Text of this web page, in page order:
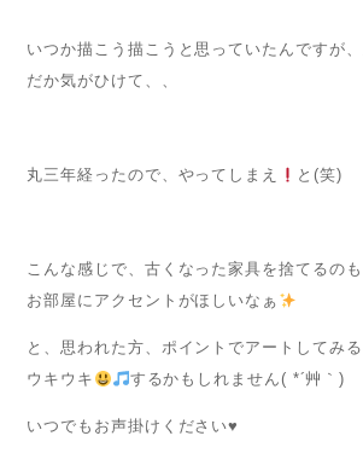
いつか描こう描こうと思っていたんですが
だか気がひけて、、
丸三年経ったので、やってしまえ と(笑)
こんな感じで、古くなった家具を捨てるの
お部屋にアクセントがほしいなぁ
と、思われた方、ポイントでアートしてみ
ウキウキ
するかもしれません( *´艸｀)
いつでもお声掛けください♥️